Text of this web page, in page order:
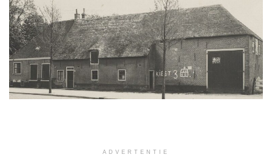
ADVERTENTIE